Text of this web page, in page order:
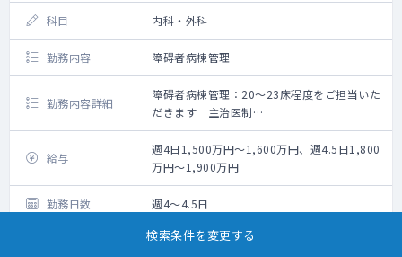
科目 内科・外科
勤務内容 障碍者病棟管理
勤務内容詳細
障碍者病棟管理：20～23床程度をご担当いた
だきます 主治医制
早番・遅番：
どちらかを週1回対応いただく形となります
早番・遅番の時間分を当日または同じ週の出
勤日に早上がりするか
早遅番の分の手当を支給 1回15,000円
遅番：17:30～19:00
給与
週4日1,500万円～1,600万円、週4.5日1,800
万円～1,900万円
勤務日数 週4～4.5日
検索条件を変更する